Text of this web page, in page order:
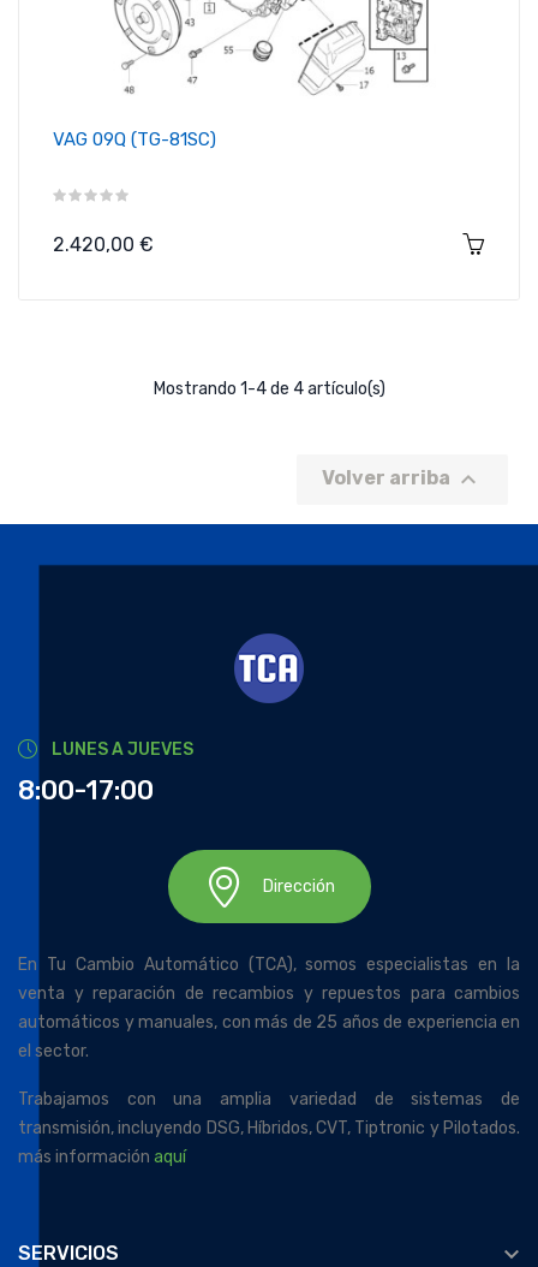
VAG 09Q (TG-81SC)
Precio
2.420,00 €
Mostrando 1-4 de 4 artículo(s)
Volver arriba 
LUNES A JUEVES
8:00-17:00
Dirección
En Tu Cambio Automático (TCA), somos especialistas en la
venta y reparación de recambios y repuestos para cambios
automáticos y manuales, con más de 25 años de experiencia en
el sector.
Trabajamos con una amplia variedad de sistemas de
transmisión, incluyendo DSG, Híbridos, CVT, Tiptronic y Pilotados.
más información aquí
SERVICIOS 